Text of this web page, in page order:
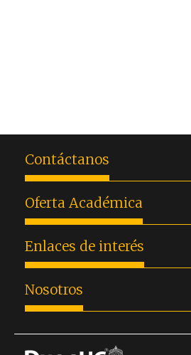
Contáctanos
Oferta Académica
Enlaces de interés
Nosotros